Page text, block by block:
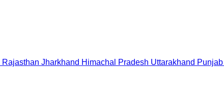
Rajasthan Jharkhand Himachal Pradesh Uttarakhand Punjab